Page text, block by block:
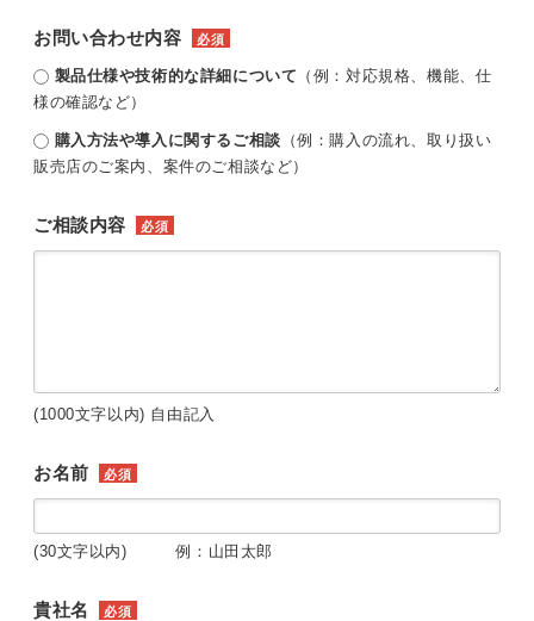
お問い合わせ内容 必須
製品仕様や技術的な詳細について （例：対応規格、機能、仕
様の確認など）
購入方法や導入に関するご相談 （例：購入の流れ、取り扱い
販売店のご案内、案件のご相談など）
ご相談内容 必須
(1000文字以内) 自由記入
お名前 必須
(30文字以内) 例：山田太郎
貴社名 必須